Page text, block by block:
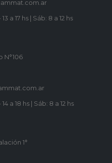
a 17 hs | Sáb: 8 a 12 hs
N°106
a 18 hs | Sáb: 8 a 12 hs
1°